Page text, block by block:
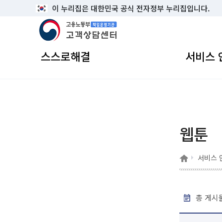
이 누리집은 대한민국 공식 전자정부 누리집입니다.
고용노동부 책임운영기관 고객상담센터
스스로해결 서비스
웹툰
홈 서비스
총 게시